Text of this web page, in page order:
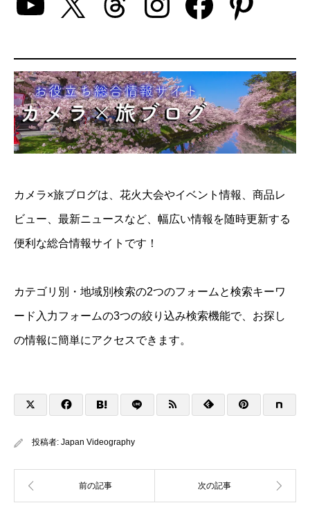
カメラ×旅ブログは、花火大会やイベント情報、商品レ
ビュー、最新ニュースなど、幅広い情報を随時更新する
便利な総合情報サイトです！
カテゴリ別・地域別検索の2つのフォームと検索キーワ
ード入力フォームの3つの絞り込み検索機能で、お探し
の情報に簡単にアクセスできます。
投稿者: Japan Videography